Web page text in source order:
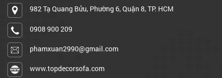
982 Tạ Quang Bửu, Phường 6, Quận 8, TP. HCM
0908 900 209
phamxuan2990@gmail.com
www.topdecorsofa.com